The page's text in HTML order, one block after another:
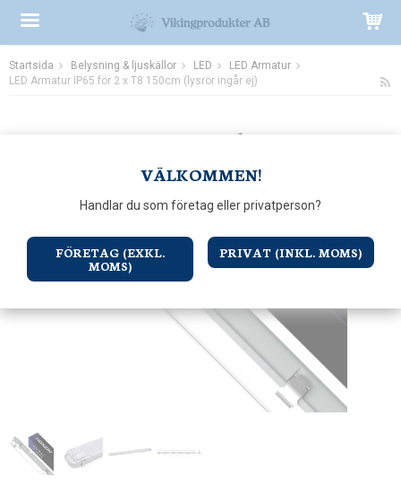
VÄLKOMMEN!
Handlar du som företag eller privatperson?
FÖRETAG (EXKL.
MOMS)
PRIVAT (INKL. MOMS)
Produkten har blivit tillagd i varukorgen
Startsida Belysning & ljuskällor LED
LED Armatur
LED Armatur IP65 för 2 x T8 150cm (lysrör ingår ej)